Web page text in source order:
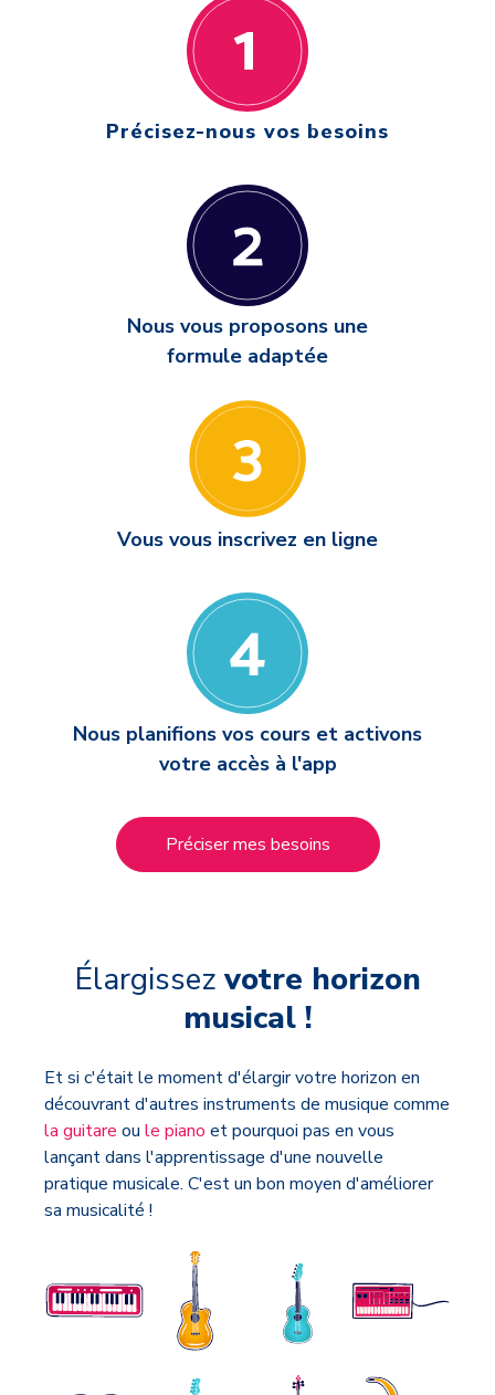
Précisez-nous vos besoins
Nous vous proposons une
formule adaptée
Vous vous inscrivez en ligne
Nous planifions vos cours et activons
votre accès à l'app
Préciser mes besoins
Élargissezvotre horizon
musical !
Et si c'était le moment d'élargir votre horizon en
découvrant d'autres instruments de musique comme
la guitare ou le piano et pourquoi pas en vous
lançant dans l'apprentissage d'une nouvelle
pratique musicale. C'est un bon moyen d'améliorer
sa musicalité !